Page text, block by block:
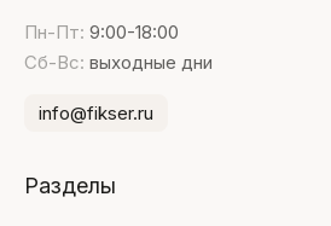
Пн-Пт: 9:00-18:00
Сб-Вс: выходные дни
info@fikser.ru
Разделы